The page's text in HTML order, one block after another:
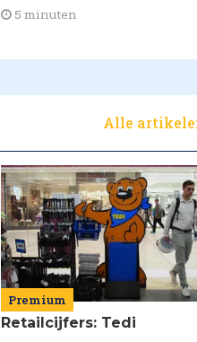
5 minuten
Alle
Premium
Retailcijfers: Tedi